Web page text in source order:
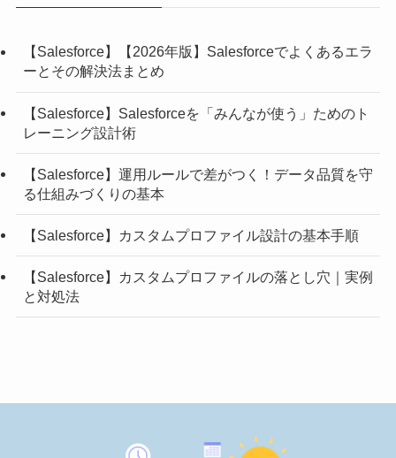
【Salesforce】【2026年版】Salesforceでよくあるエラ
ーとその解決法まとめ
【Salesforce】Salesforceを「みんなが使う」ためのト
レーニング設計術
【Salesforce】運用ルールで差がつく！データ品質を守
る仕組みづくりの基本
【Salesforce】カスタムプロファイル設計の基本手順
【Salesforce】カスタムプロファイルの落とし穴｜実例
と対処法